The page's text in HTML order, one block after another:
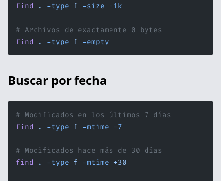
find . -type f -size -1k
# Archivos de exactamente 0 bytes
find . -type f -empty
Buscar por fecha
# Modificados en los últimos 7 días
find . -type f -mtime -7
# Modificados hace más de 30 días
find . -type f -mtime +30